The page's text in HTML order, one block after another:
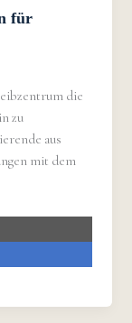
für
die
zu
aus
mit dem